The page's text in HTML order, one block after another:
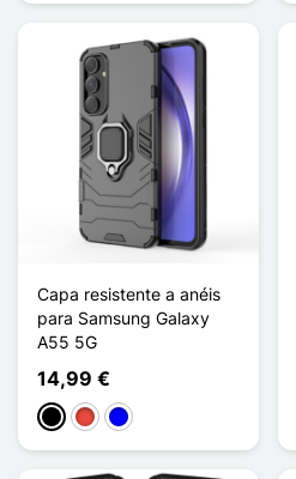
Capa resistente a anéis
para Samsung Galaxy
A55 5G
14,99 €
PretoVermelho
Azul